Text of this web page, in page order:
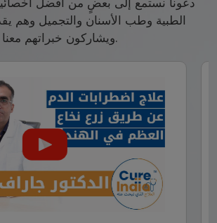
الطبية وطب الأسنان والتجميل وهم
ويشاركون خبراتهم معنا.